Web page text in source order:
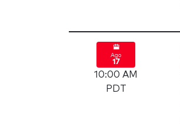
Ago
17
10:00 AM
PDT